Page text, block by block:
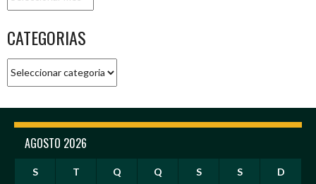
CATEGORIAS
AGOSTO 2026
S T Q Q S S D